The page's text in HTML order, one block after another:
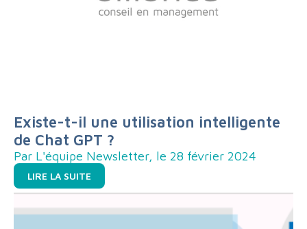
Existe-t-il une utilisation intelligente
de Chat GPT ?
Par L'équipe Newsletter, le 28 février 2024
LIRE LA SUITE